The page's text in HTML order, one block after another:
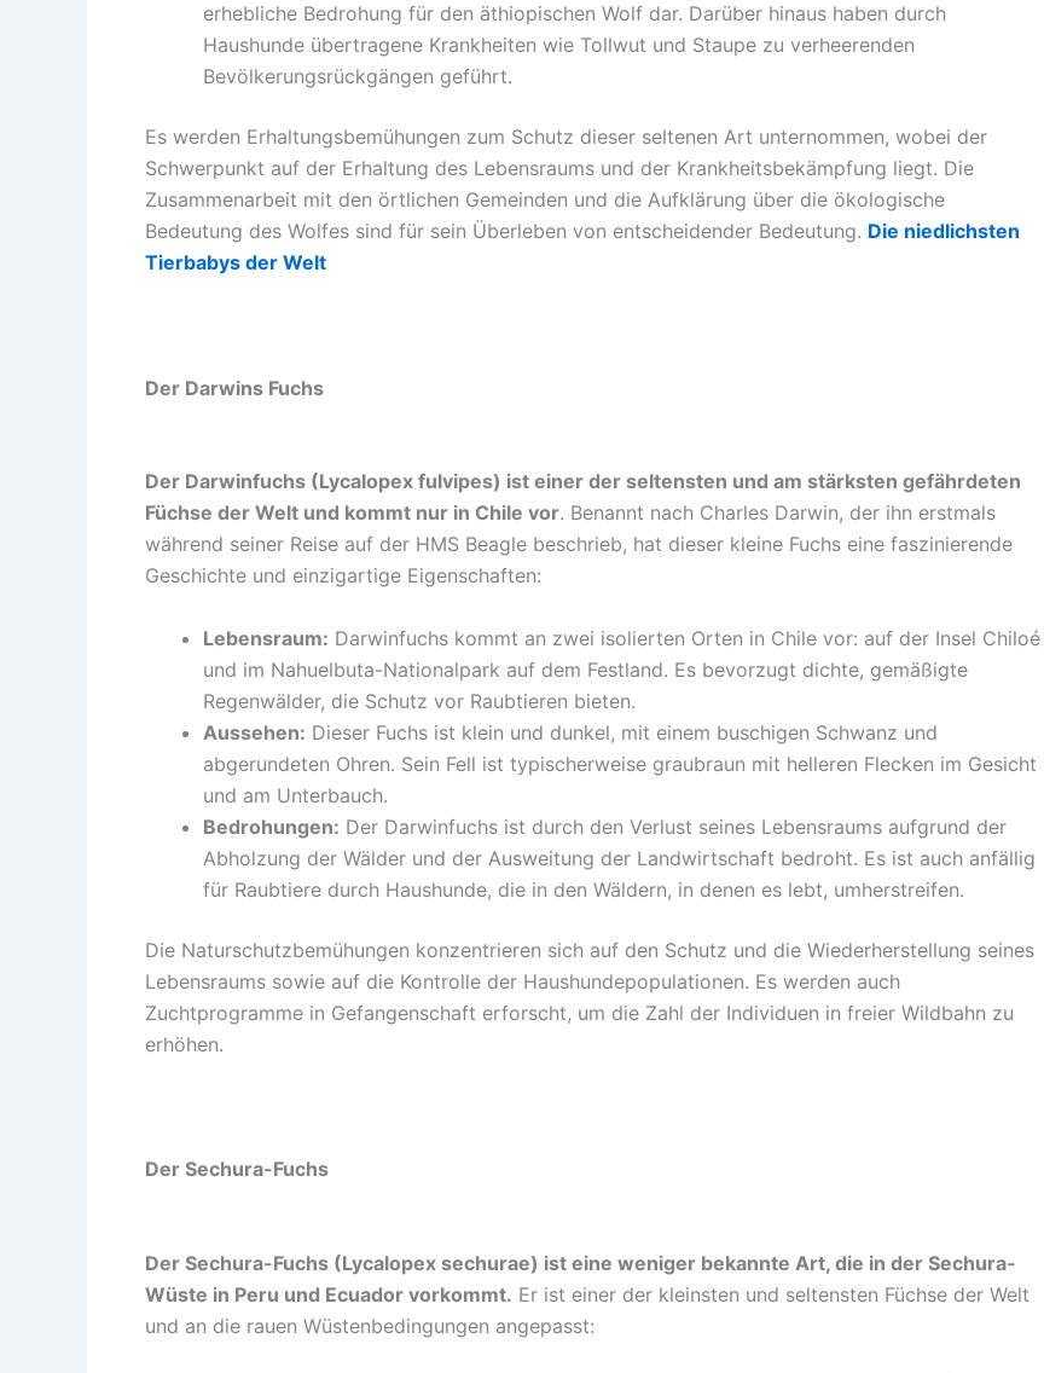
erhebliche Bedrohung für den äthiopischen Wolf dar. Darüber hinaus haben durch
Haushunde übertragene Krankheiten wie Tollwut und Staupe zu verheerenden
Bevölkerungsrückgängen geführt.
Es werden Erhaltungsbemühungen zum Schutz dieser seltenen Art unternommen, wobei der
Schwerpunkt auf der Erhaltung des Lebensraums und der Krankheitsbekämpfung liegt. Die
Zusammenarbeit mit den örtlichen Gemeinden und die Aufklärung über die ökologische
Bedeutung des Wolfes sind für sein Überleben von entscheidender Bedeutung. Die niedlichsten
Tierbabys der Welt
Der Darwins Fuchs
Der Darwinfuchs (Lycalopex fulvipes) ist einer der seltensten und am stärksten gefährdeten
Füchse der Welt und kommt nur in Chile vor. Benannt nach Charles Darwin, der ihn erstmals
während seiner Reise auf der HMS Beagle beschrieb, hat dieser kleine Fuchs eine faszinierende
Geschichte und einzigartige Eigenschaften:
Lebensraum: Darwinfuchs kommt an zwei isolierten Orten in Chile vor: auf der Insel Chiloé
und im Nahuelbuta-Nationalpark auf dem Festland. Es bevorzugt dichte, gemäßigte
Regenwälder, die Schutz vor Raubtieren bieten.
Aussehen: Dieser Fuchs ist klein und dunkel, mit einem buschigen Schwanz und
abgerundeten Ohren. Sein Fell ist typischerweise graubraun mit helleren Flecken im Gesicht
und am Unterbauch.
Bedrohungen: Der Darwinfuchs ist durch den Verlust seines Lebensraums aufgrund der
Abholzung der Wälder und der Ausweitung der Landwirtschaft bedroht. Es ist auch anfällig
für Raubtiere durch Haushunde, die in den Wäldern, in denen es lebt, umherstreifen.
Die Naturschutzbemühungen konzentrieren sich auf den Schutz und die Wiederherstellung seines
Lebensraums sowie auf die Kontrolle der Haushundepopulationen. Es werden auch
Zuchtprogramme in Gefangenschaft erforscht, um die Zahl der Individuen in freier Wildbahn zu
erhöhen.
Der Sechura-Fuchs
Der Sechura-Fuchs (Lycalopex sechurae) ist eine weniger bekannte Art, die in der Sechura-
Wüste in Peru und Ecuador vorkommt. Er ist einer der kleinsten und seltensten Füchse der Welt
und an die rauen Wüstenbedingungen angepasst: